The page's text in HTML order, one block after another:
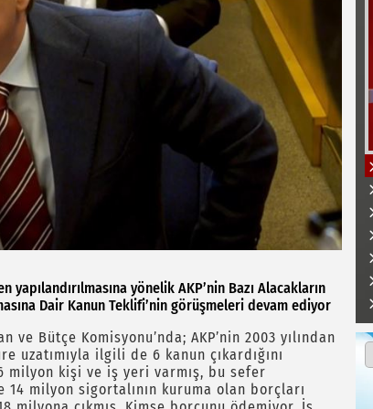
yönelik AKP’nin Bazı Alacakların
Dair Kanun Teklifi’nin görüşmeleri devam ediyor
ve Bütçe Komisyonu’nda; AKP’nin 2003 yılından
uzatımıyla ilgili de 6 kanun çıkardığını
milyon kişi ve iş yeri varmış, bu sefer
milyon sigortalının kuruma olan borçları